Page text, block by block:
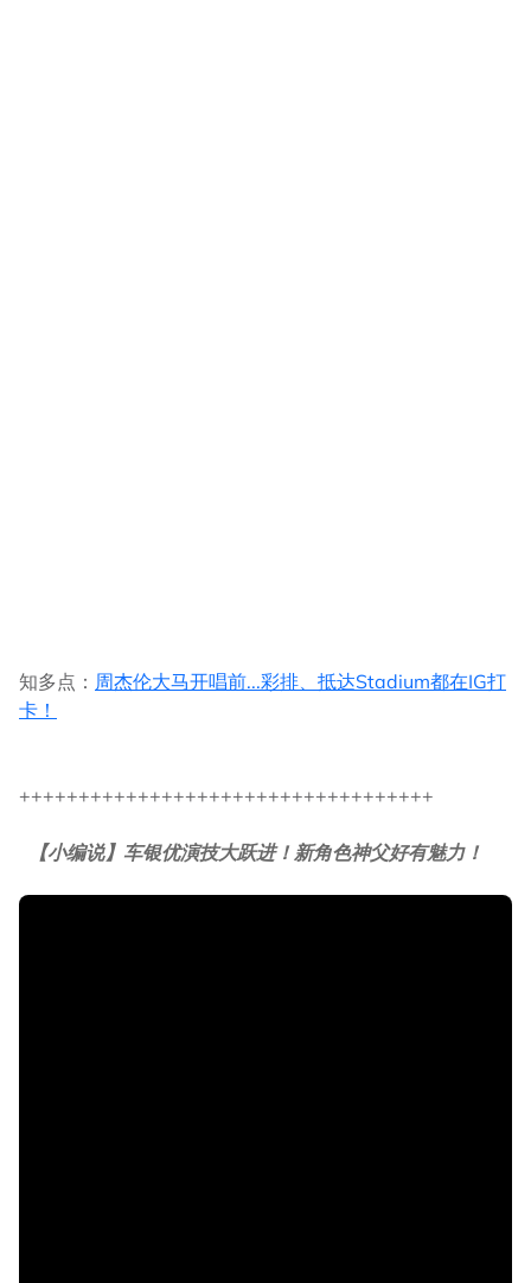
知多点： 周杰伦大马开唱前...彩排、抵达Stadium都在IG打
卡！
+++++++++++++++++++++++++++++++++++
【小编说】车银优演技大跃进！新角色神父好有魅力！